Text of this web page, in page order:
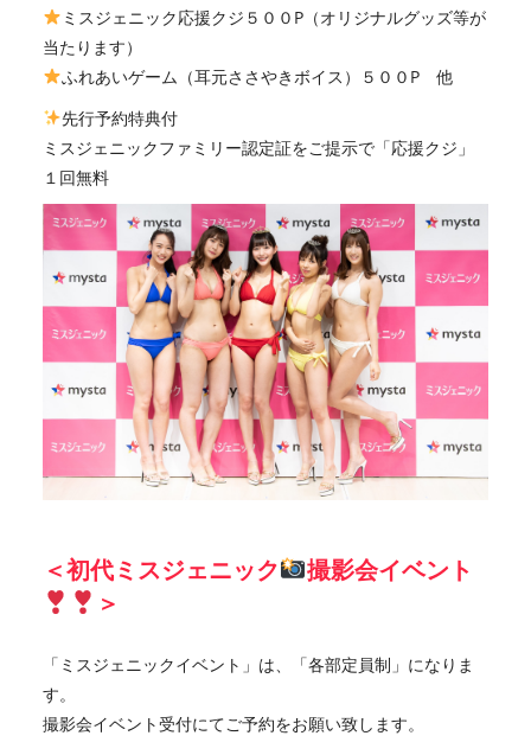
ミスジェニック応援クジ５００P（オリジナルグッズ等が
当たります）
ふれあいゲーム（耳元ささやきボイス）５００P 他
先行予約特典付
ミスジェニックファミリー認定証をご提示で「応援クジ」
１回無料
＜初代ミスジェニック
撮影会イベント
＞
「ミスジェニックイベント」は、「各部定員制」になりま
す。
撮影会イベント受付にてご予約をお願い致します。